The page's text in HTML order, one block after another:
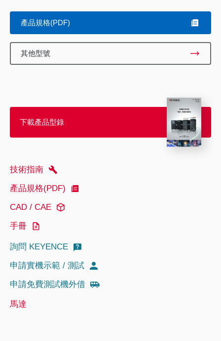
產品規格(PDF)
其他型號
下載產品型錄
技術指南
產品規格(PDF)
CAD / CAE
手冊
詢問 KEYENCE
申請實機示範 / 測試
申請免費測試機外借
馬達